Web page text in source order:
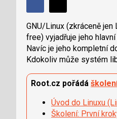
Sdílet
Sdílejte
na
Facebooku
na
síti
X
GNU/Linux (zkráceně
free) vyjadřuje jeho
Navíc je jeho kompletní
Kdokoliv může systém
Root.cz pořádá
Úvod do Linuxu
Školení: První